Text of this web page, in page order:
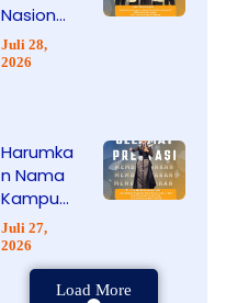
Competi
tion
Tingkat
Nasional,
Tim
Terranov
KTI di
Geo-
Science
National
Competi
tion 2026
Juli 28,
2026
Harumka
n Nama
Kampus,
Mahasis
wa
Sendrat
asik UNP
Juli 27,
2026
Load More